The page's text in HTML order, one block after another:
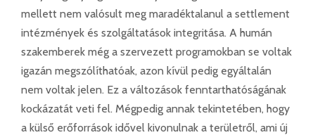
mellett nem valósult meg maradéktalanul a settlement
intézmények és szolgáltatások integritása. A humán
szakemberek még a szervezett programokban se voltak
igazán megszólíthatóak, azon kívül pedig egyáltalán
nem voltak jelen. Ez a változások fenntarthatóságának
kockázatát veti fel. Mégpedig annak tekintetében, hogy
a külső erőforrások idővel kivonulnak a területről, ami új